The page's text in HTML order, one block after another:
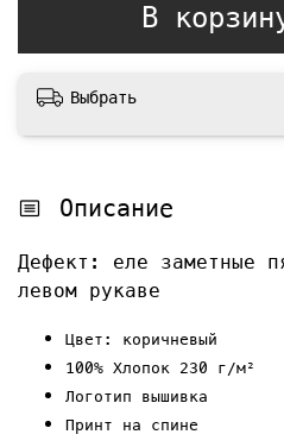
В
Выбрать
Описание
Дефект: еле заметные
левом рукаве
Цвет: коричневый
100% Хлопок 230 г/м²
Логотип вышивка
Принт на спине